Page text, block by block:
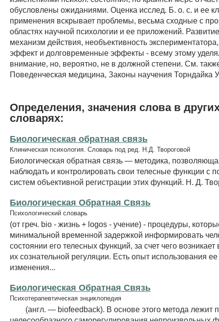
обусловлены ожиданиями. Оценка исслед. Б. о. с. и ее
применения вскрывает проблемы, весьма сходные с
областях научной психологии и ее приложений.
механизм действия, необъективность
эффект и долговременные эффекты - всему этому
внимание, но, вероятно, не в должной степени. См.
Поведенческая медицина, Законы научения Торндайка
Определения, значения слова в
словарях:
Биологическая обратная связь
Клиническая психология. Словарь под ред. Н.Д. Твороговой
Биологическая обратная связь — методика,
наблюдать и контролировать свои телесные функции с
систем объективной регистрации этих функций. Н. Д.
Биологическая Обратная Связь
Психологический словарь
(от греч. biо - жизнь + logos - учение) - процедуры,
минимальной временной задержкой информировать
состоянии его телесных функций, за счет чего
их сознательной регуляции. Есть опыт использования
изменения...
Биологическая Обратная Связь
Психотерапевтическая энциклопедия
(англ. — biofeedback). В основе этого метода лежит